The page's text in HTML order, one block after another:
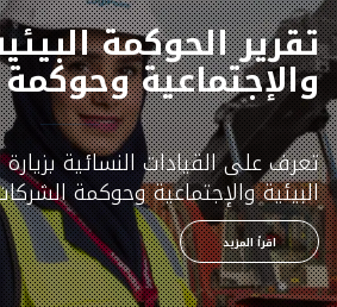
تقرير الحوكمة
والإجتماعية
تعرف على القيادات النسائية
البيئية والإجتماعية وحوكمة الشركات
اقرأ المزيد